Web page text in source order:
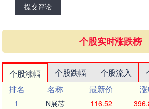
提交评论
个股实时涨跌榜
个股涨幅 个股跌幅 个股流入
排名
名称 最新价
1
N展芯 116.52